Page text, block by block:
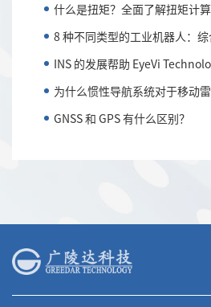
GNSS 和 GPS 有什么区别？